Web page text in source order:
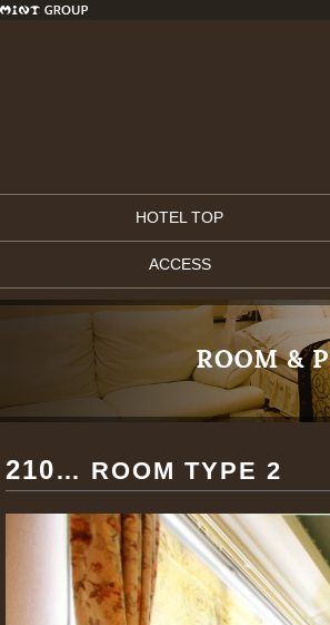
HOTEL TOP
ACCESS
210… ROOM TYPE 2